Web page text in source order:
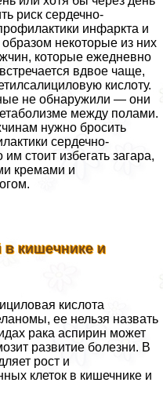
риск сердечно-
инфаркта и
образом некоторые из них
которые ежедневно
вдвое чаще,
кислоту.
не обнаружили — они
между полами.
нужно бросить
сердечно-
стоит избегать загара,
кремами и
в кишечнике и
кислота
ее нельзя назвать
paка аспирин может
развитие болезни. В
рост и
клеток в кишечнике и